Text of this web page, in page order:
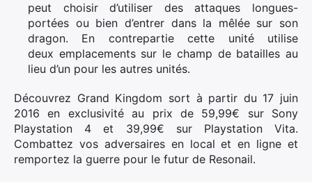
peut choisir d’utiliser des attaques longues-
portées ou bien d’entrer dans la mêlée sur son
dragon. En contrepartie cette unité utilise
deux emplacements sur le champ de batailles au
lieu d’un pour les autres unités.
Découvrez Grand Kingdom sort à partir du 17 juin
2016 en exclusivité au prix de 59,99€ sur Sony
Playstation 4 et 39,99€ sur Playstation Vita.
Combattez vos adversaires en local et en ligne et
remportez la guerre pour le futur de Resonail.